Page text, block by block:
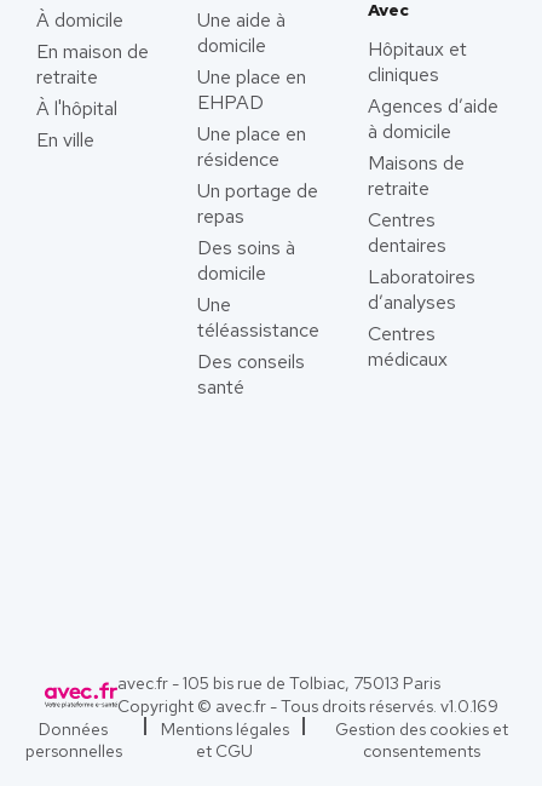
À domicile
En maison de
retraite
À l'hôpital
En ville
Une aide à
domicile
Une place en
EHPAD
Une place en
résidence
Un portage de
repas
Des soins à
domicile
Une
téléassistance
Des conseils
santé
Avec
Hôpitaux et
cliniques
Agences d’aide
à domicile
Maisons de
retraite
Centres
dentaires
Laboratoires
d’analyses
Centres
médicaux
avec.fr - 105 bis rue de Tolbiac, 75013 Paris
Copyright © avec.fr - Tous droits réservés. v1.0.169
Données
personnelles
Mentions légales
et CGU
Gestion des cookies et
consentements